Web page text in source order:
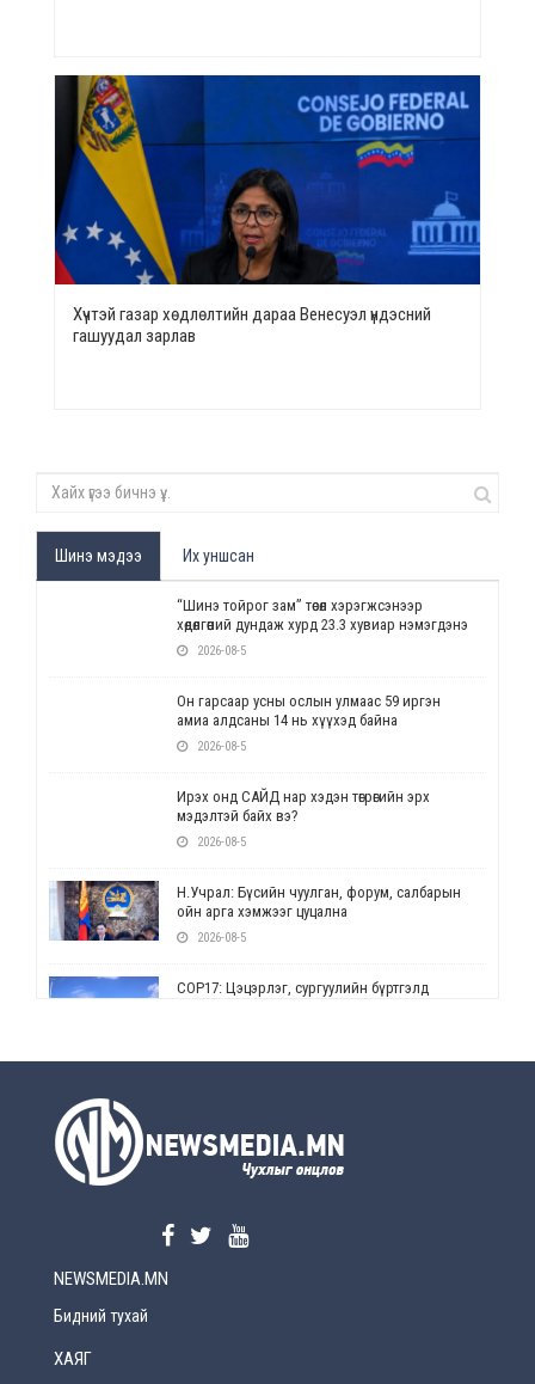
Хүчтэй газар хөдлөлтийн дараа Венесуэл үндэсний
гашуудал зарлав
Шинэ мэдээ Их уншсан
“Шинэ тойрог зам” төсөл хэрэгжсэнээр
хөдөлгөөний дундаж хурд 23.3 хувиар нэмэгдэнэ
2026-08-5
Он гарсаар усны ослын улмаас 59 иргэн
амиа алдсаны 14 нь хүүхэд байна
2026-08-5
Ирэх онд САЙД нар хэдэн төгрөгийн эрх
мэдэлтэй байх вэ?
2026-08-5
Н.Учрал: Бүсийн чуулган, форум, салбарын
ойн арга хэмжээг цуцална
2026-08-5
СОР17: Цэцэрлэг, сургуулийн бүртгэлд
2026-08-5
2026-08-5
NEWSMEDIA.MN
Бидний тухай
ХАЯГ